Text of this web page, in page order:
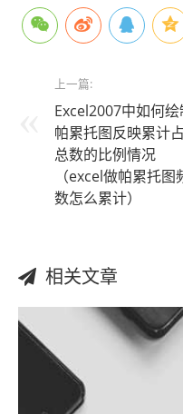
上一篇:
Excel2007中如何绘
帕累托图反映累计占
总数的比例情况
（excel做帕累托图
数怎么累计）
相关文章